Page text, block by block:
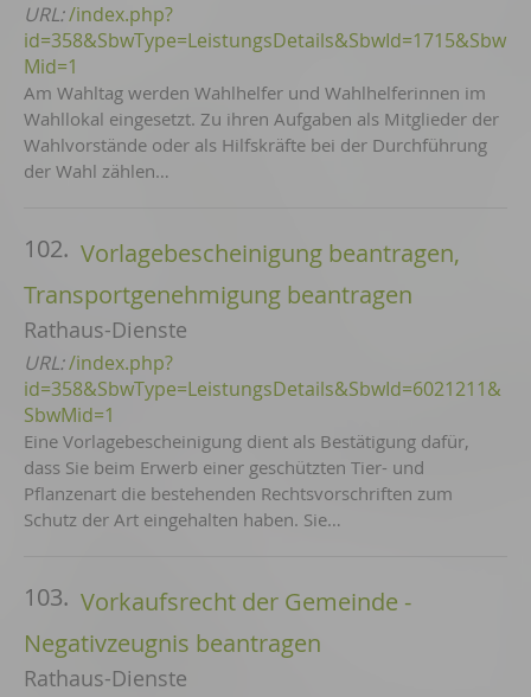
URL:/index.php?
id=358&SbwType=LeistungsDetails&SbwId=1715&Sbw
Mid=1
Am Wahltag werden Wahlhelfer und Wahlhelferinnen im
Wahllokal eingesetzt. Zu ihren Aufgaben als Mitglieder der
Wahlvorstände oder als Hilfskräfte bei der Durchführung
der Wahl zählen…
102. Vorlagebescheinigung beantragen,
Transportgenehmigung beantragen
Rathaus-Dienste
URL:/index.php?
id=358&SbwType=LeistungsDetails&SbwId=6021211&
SbwMid=1
Eine Vorlagebescheinigung dient als Bestätigung dafür,
dass Sie beim Erwerb einer geschützten Tier- und
Pflanzenart die bestehenden Rechtsvorschriften zum
Schutz der Art eingehalten haben. Sie…
103. Vorkaufsrecht der Gemeinde -
Negativzeugnis beantragen
Rathaus-Dienste